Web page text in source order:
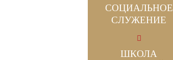
СОЦИАЛЬНОЕ
СЛУЖЕНИЕ
ШКОЛА